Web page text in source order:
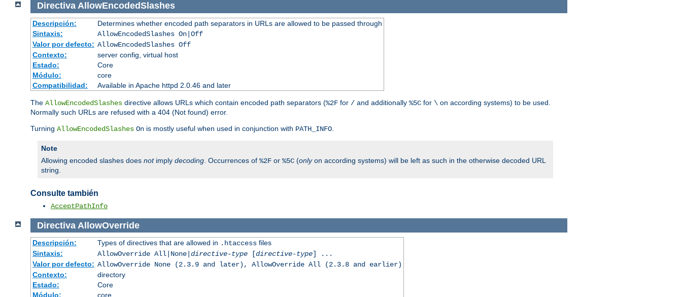
Directiva AllowEncodedSlashes
Descripción:
Determines whether encoded path separators in URLs are allowed to be passed through
Sintaxis:
AllowEncodedSlashes On|Off
Valor por defecto: AllowEncodedSlashes Off
Contexto:
server config, virtual host
Estado:
Core
Módulo:
core
Compatibilidad:
Available in Apache httpd 2.0.46 and later
The AllowEncodedSlashes directive allows URLs which contain encoded path separators (%2F for / and additionally %5C for \ on according systems) to be used.
Normally such URLs are refused with a 404 (Not found) error.
Turning AllowEncodedSlashes On is mostly useful when used in conjunction with PATH_INFO
Note
Allowing encoded slashes does notimply decoding . Occurrences of %2F or %5C (onlyon according systems) will be left as such in the otherwise decoded URL
string.
Consulte también
AcceptPathInfo
Directiva AllowOverride
Descripción: Types of directives that are allowed in .htaccessfiles
Sintaxis:
AllowOverride All|None| directive-type[directive-type] ...
Valor por defecto: AllowOverride None (2.3.9 and later), AllowOverride All (2.3.8 and earlier)
Contexto:
directory
Estado:
Core
Módulo:
core